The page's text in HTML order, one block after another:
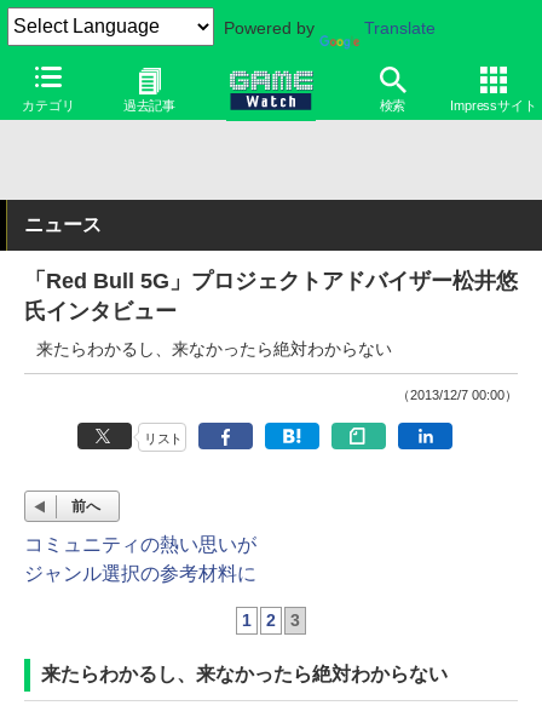
Powered by Translate
カテゴリ 過去記事 検索 Impressサイト
ニュース
「Red Bull 5G」プロジェクトアドバイザー松井悠
氏インタビュー
来たらわかるし、来なかったら絶対わからない
（2013/12/7 00:00）
リスト
前へ
コミュニティの熱い思いが
ジャンル選択の参考材料に
1 2 3
来たらわかるし、来なかったら絶対わからない